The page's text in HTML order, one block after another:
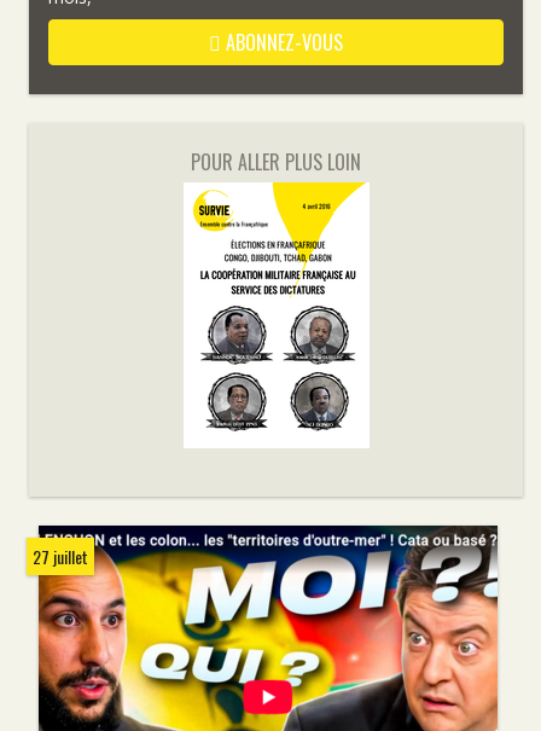
ABONNEZ-VOUS
POUR ALLER PLUS LOIN
27 juillet